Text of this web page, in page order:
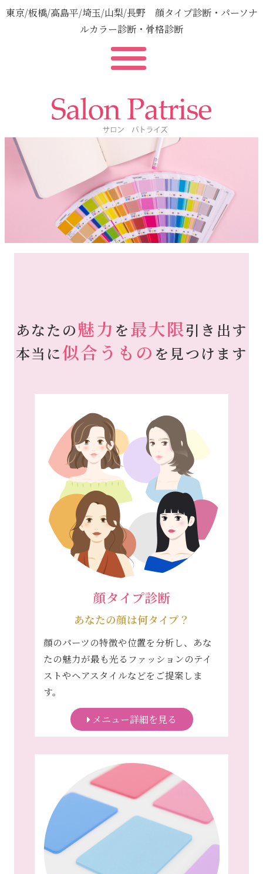
東京/板橋/高島平/埼玉/山梨/長野 顔タイプ診断・パーソナ
ルカラー診断・骨格診断
あなたの魅力 を最大限引き出す
本当に似合うもの を見つけます
顔タイプ診断
あなたの顔は何タイプ？
顔のパーツの特徴や位置を分析し、あな
たの魅力が最も光るファッションのテイ
ストやヘアスタイルなどをご提案しま
す。
メニュー詳細を見る